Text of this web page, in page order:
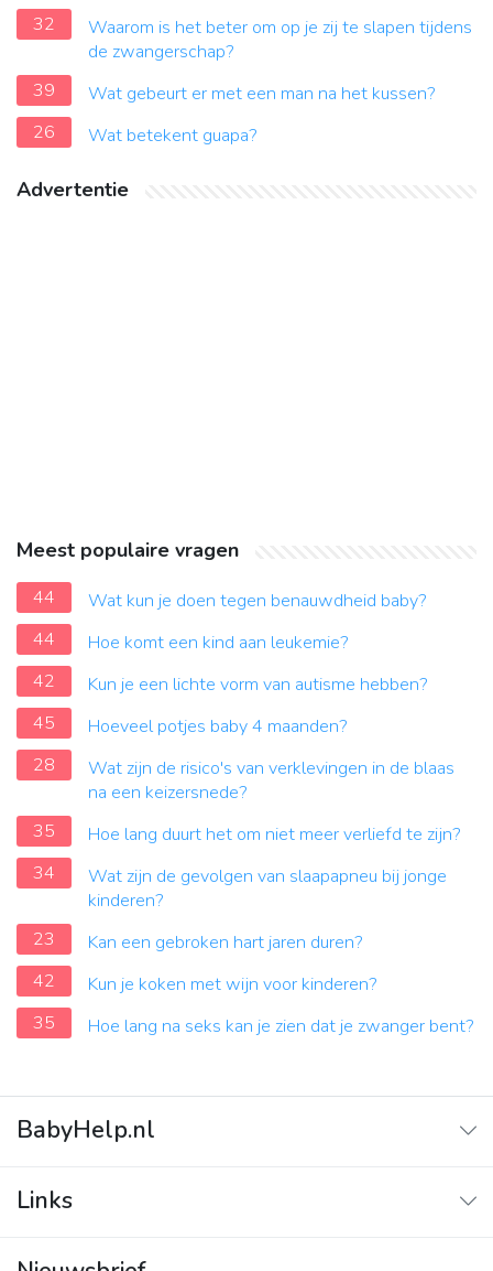
32
Waarom is het beter om op je zij te slapen tijdens
de zwangerschap?
39
Wat gebeurt er met een man na het kussen?
26
Wat betekent guapa?
Advertentie
Meest populaire vragen
44
Wat kun je doen tegen benauwdheid baby?
44
Hoe komt een kind aan leukemie?
42
Kun je een lichte vorm van autisme hebben?
45
Hoeveel potjes baby 4 maanden?
28
Wat zijn de risico's van verklevingen in de blaas
na een keizersnede?
35
Hoe lang duurt het om niet meer verliefd te zijn?
34
Wat zijn de gevolgen van slaapapneu bij jonge
kinderen?
23
Kan een gebroken hart jaren duren?
42
Kun je koken met wijn voor kinderen?
35
Hoe lang na seks kan je zien dat je zwanger bent?
BabyHelp.nl
Vraag & Antwoord
Links